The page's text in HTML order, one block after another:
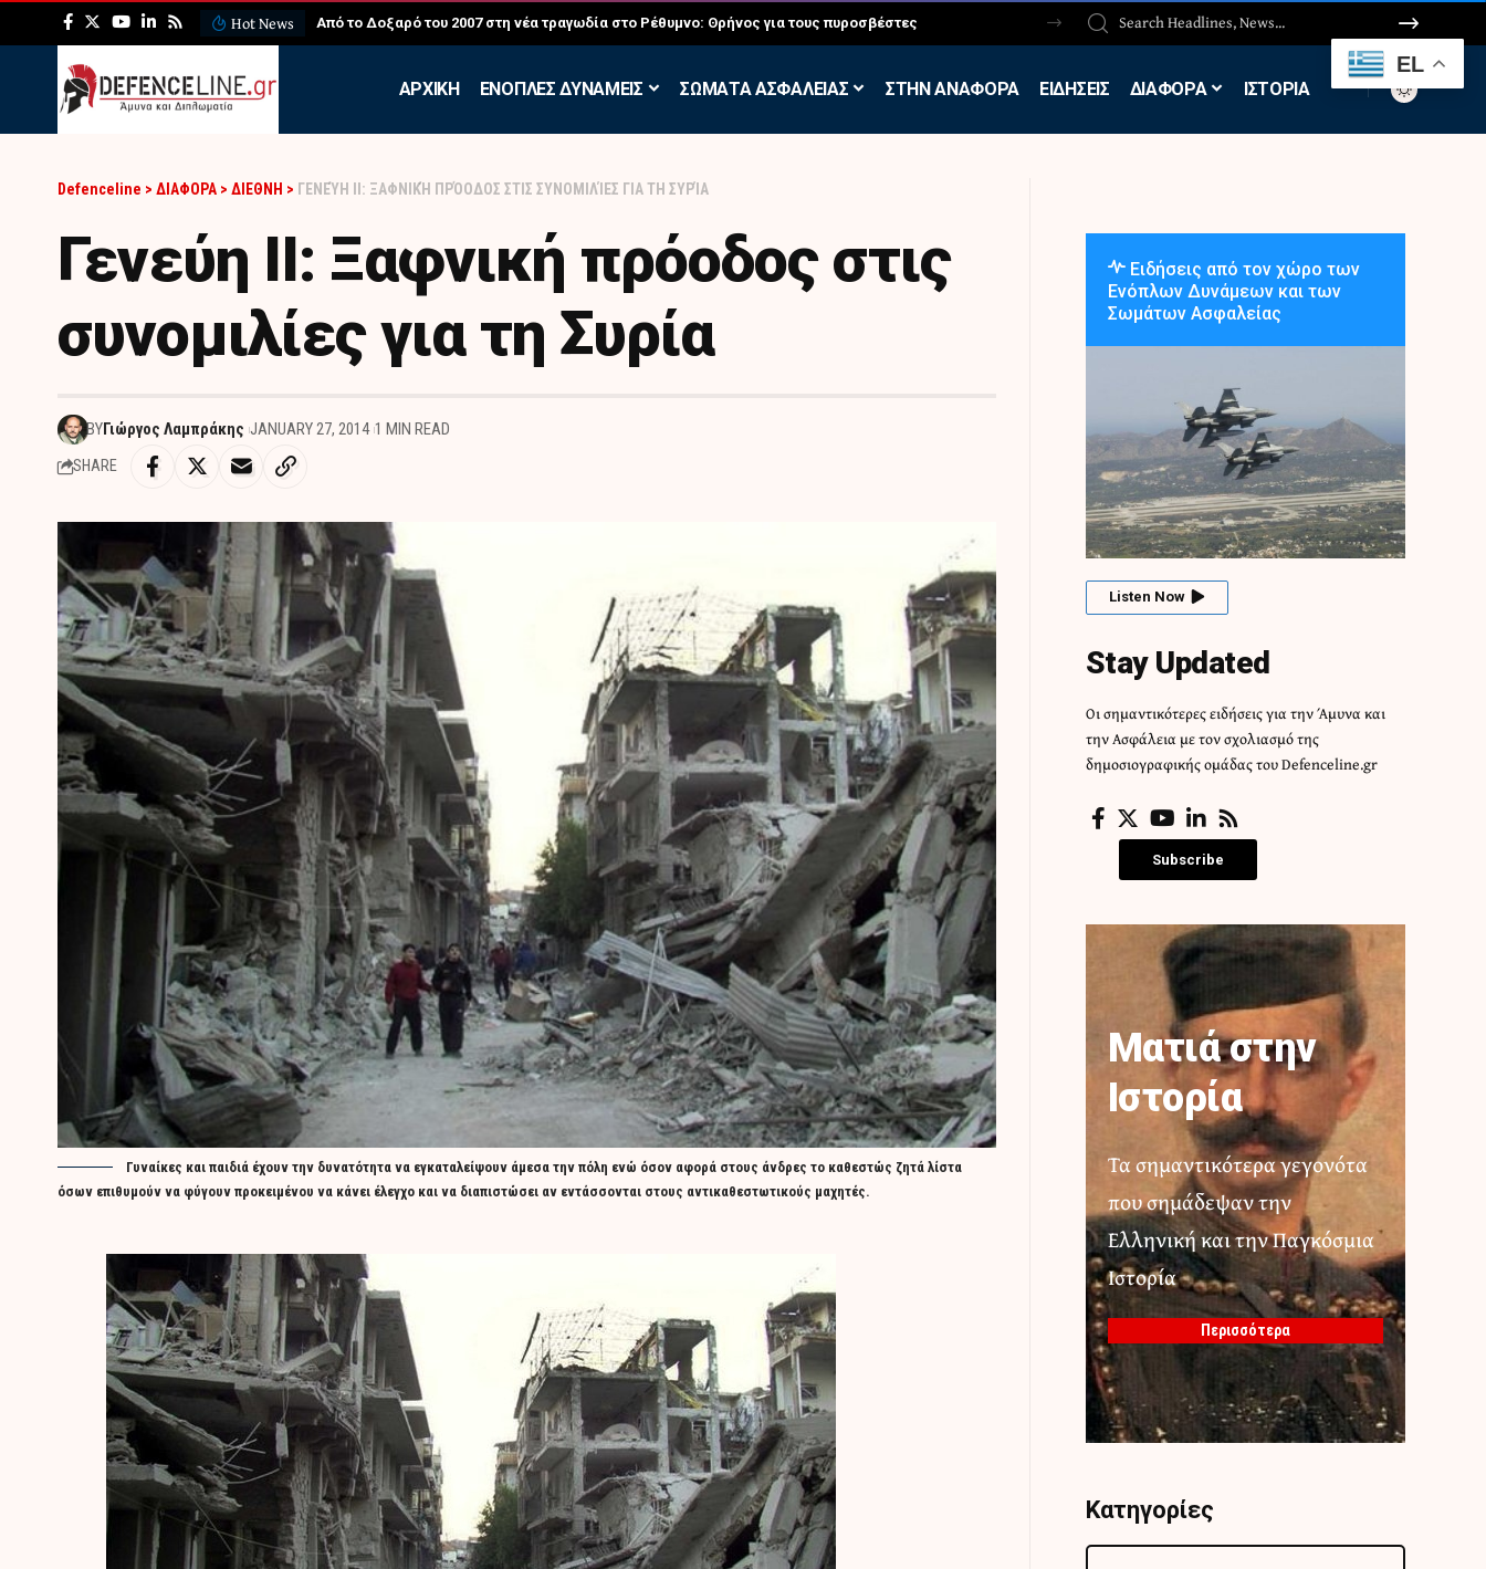
Hot News ΛΕΦΕΔ: Η εντυπωσιακή άσκηση των Εθελοντών Εφέδρων στον Έβρο
APXIKH ΕΝΟΠΛΕΣ ΔΥΝΑΜΕΙΣ ΣΩΜΑΤΑ ΑΣΦΑΛΕΙΑΣ ΣΤΗΝ ΑΝΑΦΟΡΑ ΕΙΔΗΣΕΙΣ ΔΙΑΦΟΡΑ ΙΣΤΟΡΙΑ
Defenceline > ΔΙΑΦΟΡΑ > ΔΙΕΘΝΗ > ΓΕΝΕΎΗ ΙΙ: ΞΑΦΝΙΚΉ ΠΡΌΟΔΟΣ ΣΤΙΣ ΣΥΝΟΜΙΛΊΕΣ ΓΙΑ ΤΗ ΣΥΡΊΑ
Γενεύη ΙΙ: Ξαφνική πρόοδος στις
συνομιλίες για τη Συρία
BYΓιώργος Λαμπράκης JANUARY 27, 2014 1 MIN READ
SHARE
Γυναίκες και παιδιά έχουν την δυνατότητα να εγκαταλείψουν άμεσα την πόλη ενώ όσον αφορά στους άνδρες το καθεστώς ζητά λίστα
όσων επιθυμούν να φύγουν προκειμένου να κάνει έλεγχο και να διαπιστώσει αν εντάσσονται στους αντικαθεστωτικούς μαχητές.
Ειδήσεις από τον χώρο των
Ενόπλων Δυνάμεων και των
Σωμάτων Ασφαλείας
Listen Now
Stay Updated
Οι σημαντικότερες ειδήσεις για την Άμυνα και
την Ασφάλεια με τον σχολιασμό της
δημοσιογραφικής ομάδας του Defenceline.gr
Subscribe
Ματιά στην
Ιστορία
Τα σημαντικότερα γεγονότα
που σημάδεψαν την
Ελληνική και την Παγκόσμια
Ιστορία
Περισσότερα
Κατηγορίες
EL